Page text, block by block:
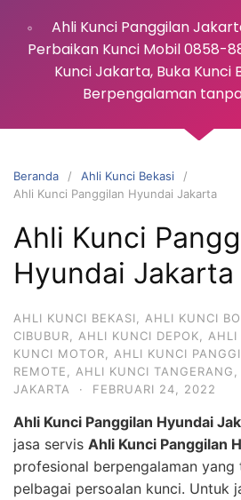
Ahli Kunci Panggilan
Perbaikan Kunci Mobil 0858-
Kunci Jakarta, Buka Kunci
Berpengalaman
Beranda
Ahli Kunci Bekasi
Ahli Kunci Panggilan Hyundai Jakarta
Ahli Kunci
Hyundai Jakarta
AHLI KUNCI BEKASI AHLI KUNCI
CIBUBUR
AHLI KUNCI DEPOK AHLI
KUNCI MOTOR
AHLI KUNCI
REMOTE
AHLI KUNCI TANGERANG
JAKARTA
· FEBRUARI 24, 2022
Ahli Kunci Panggilan Hyundai
jasa servis Ahli Kunci Panggilan
profesional berpengalaman yang
pelbagai persoalan kunci. Untuk